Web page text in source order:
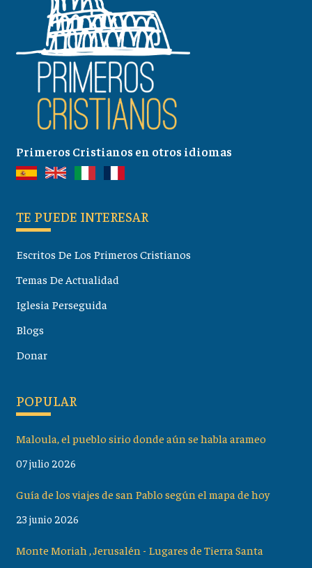
Primeros Cristianos en otros idiomas
TE PUEDE INTERESAR
Escritos De Los Primeros Cristianos
Temas De Actualidad
Iglesia Perseguida
Blogs
Donar
POPULAR
Maloula, el pueblo sirio donde aún se habla arameo
07 julio 2026
Guía de los viajes de san Pablo según el mapa de hoy
23 junio 2026
Monte Moriah , Jerusalén - Lugares de Tierra Santa